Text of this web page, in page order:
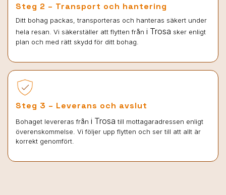
Steg 2 – Transport och hantering
Ditt bohag packas, transporteras och hanteras säkert under
hela resan. Vi säkerställer att flytten från i Trosa sker enligt
plan och med rätt skydd för ditt bohag.
Steg 3 – Leverans och avslut
Bohaget levereras från i Trosa till mottagaradressen enligt
överenskommelse. Vi följer upp flytten och ser till att allt är
korrekt genomfört.